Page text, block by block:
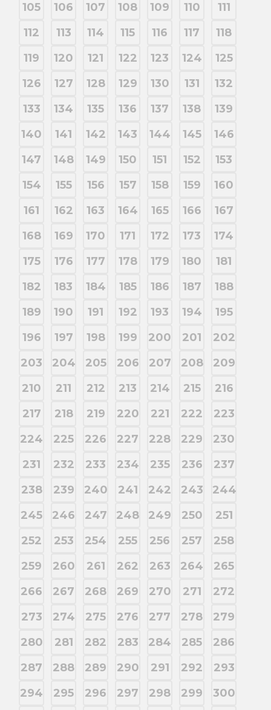
105
106 107 108 109 110
111
112
113 114 115 116 117
118
119
120 121 122 123 124
125
126
127 128 129 130 131
132
133
134 135 136 137 138
139
140
141 142 143 144 145
146
147
148 149 150 151 152
153
154
155 156 157 158 159
160
161
162 163 164 165 166
167
168
169 170 171 172 173
174
175
176 177 178 179 180
181
182
183 184 185 186 187
188
189
190 191 192 193 194
195
196
197 198 199 200 201
202
203
204 205 206 207 208
209
210
211 212 213 214 215
216
217
218 219 220 221 222
223
224
225 226 227 228 229
230
231
232 233 234 235 236
237
238
239 240 241 242 243
244
245
246 247 248 249 250
251
252
253 254 255 256 257
258
259
260 261 262 263 264
265
266
267 268 269 270 271
272
273
274 275 276 277 278
279
280
281 282 283 284 285
286
287
288 289 290 291 292
293
294
295 296 297 298 299
300